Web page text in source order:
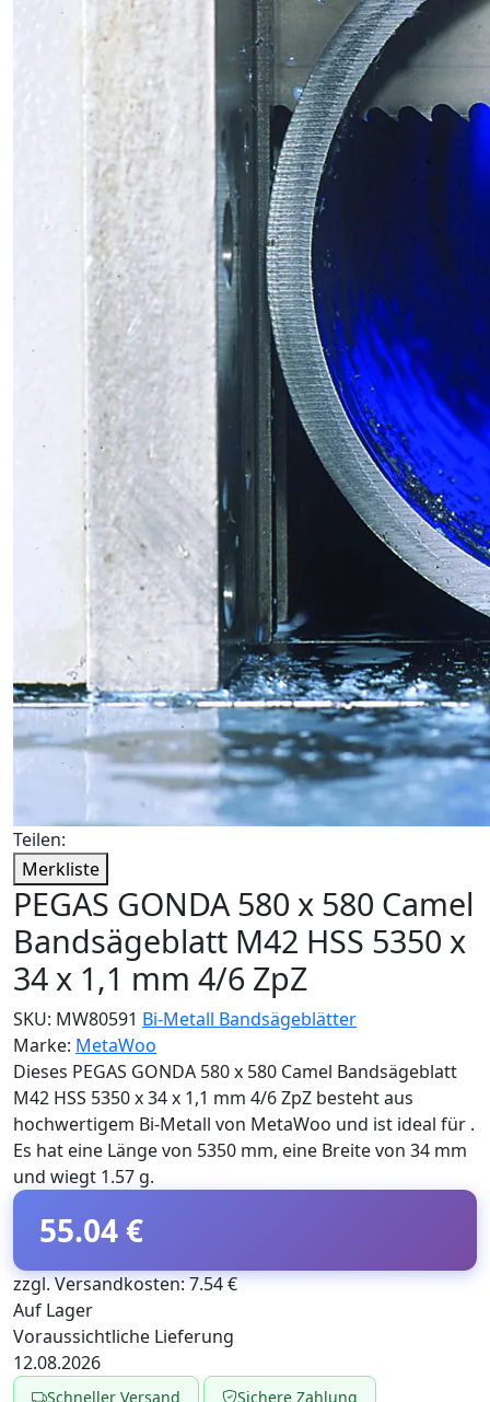
Teilen:
Merkliste
PEGAS GONDA 580 x 580 Camel
Bandsägeblatt M42 HSS 5350 x
34 x 1,1 mm 4/6 ZpZ
SKU: MW80591 Bi-Metall Bandsägeblätter
Marke: MetaWoo
Dieses PEGAS GONDA 580 x 580 Camel Bandsägeblatt
M42 HSS 5350 x 34 x 1,1 mm 4/6 ZpZ besteht aus
hochwertigem Bi-Metall von MetaWoo und ist ideal für .
Es hat eine Länge von 5350 mm, eine Breite von 34 mm
und wiegt 1.57 g.
55.04 €
zzgl. Versandkosten: 7.54 €
Auf Lager
Voraussichtliche Lieferung
12.08.2026
Schneller Versand Sichere Zahlung